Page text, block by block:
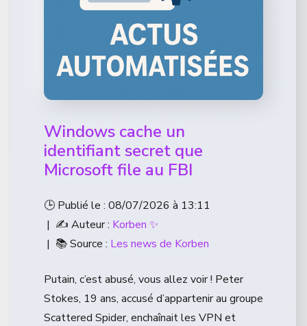
Windows cache un
identifiant secret que
Microsoft file au FBI
🕒 Publié le : 08/07/2026 à 13:11
| ✍️ Auteur : Korben ✨
| 📚 Source : Les news de Korben
Putain, c’est abusé, vous allez voir ! Peter
Stokes, 19 ans, accusé d’appartenir au groupe
Scattered Spider, enchaînait les VPN et